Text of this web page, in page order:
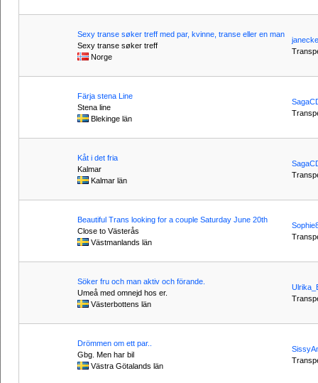
Sexy transe søker treff med par, kvinne, transe eller en man
Sexy transe søker treff
Norge
janecke
Färja stena Line
Stena line
Blekinge län
Kåt i det fria
Kalmar
Kalmar län
Beautiful Trans looking for a couple Saturday June 20th
Close to Västerås
Västmanlands län
Söker fru och man aktiv och förande.
Umeå med omnejd hos er.
Västerbottens län
Drömmen om ett par..
Gbg. Men har bil
Västra Götalands län